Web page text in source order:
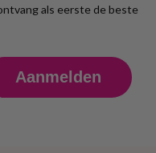
als eerste de beste
Aanmelden